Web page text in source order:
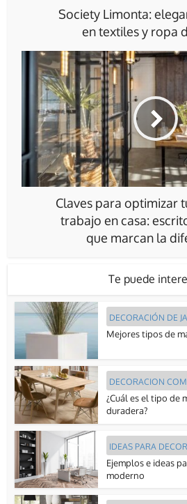
Society Limonta:
en textiles y ropa
Claves para optimizar
trabajo en casa:
que marcan la
Te puede
DECORACIÓN DE
Mejores tipos de
DECORACION
¿Cuál es el tipo de
duradera?
IDEAS PARA
Ejemplos e ideas
moderno